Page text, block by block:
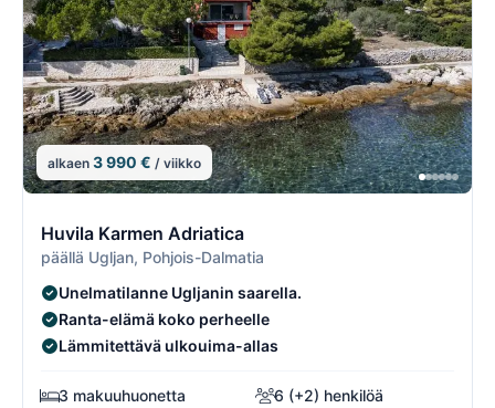
alkaen 3 990 € / viikko
Huvila Karmen Adriatica
päällä Ugljan, Pohjois-Dalmatia
Unelmatilanne Ugljanin saarella.
Ranta-elämä koko perheelle
Lämmitettävä ulkouima-allas
3 makuuhuonetta
6 (+2) henkilöä